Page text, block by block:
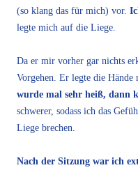
(so klang das für mich) vor.
legte mich auf die Liege.
Da er mir vorher gar nichts
Vorgehen. Er legte die
wurde mal sehr heiß, dann
schwerer, sodass ich das
Liege brechen.
Nach der Sitzung war ich